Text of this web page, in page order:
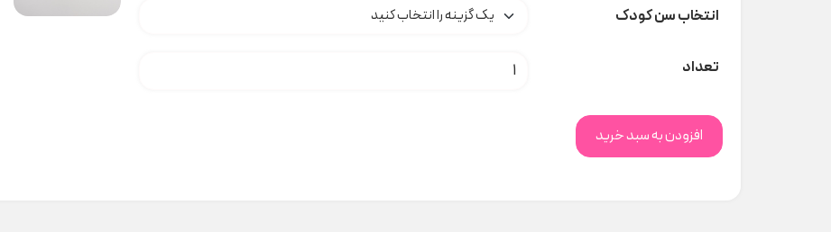
انتخاب سن کودک
تعداد پک شلوارک Socute کد M00143 عدد
افزودن به سبد خرید